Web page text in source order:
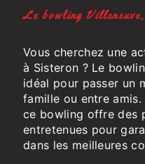
Le bowling
Vous cherchez une
à Sisteron ? Le
idéal pour passer un
famille ou entre
ce bowling offre des
entretenues pour
dans les meilleures